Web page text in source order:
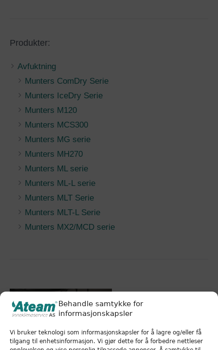
Behandle samtykke for
informasjonskapsler
Vi bruker teknologi som informasjonskapsler for å lagre og/eller få
tilgang til enhetsinformasjon. Vi gjør dette for å forbedre nettleser
Produkter:
Avfuktning
Munters ComDry Serie
Munters IceDry Serie
Munters M120
Munters MCS300
Munters MG serie
Munters MH270
Munters ML serie
Munters ML-L serie
Munters MLT Serie
Munters MLT-L Serie
Munters MX2/MCD serie